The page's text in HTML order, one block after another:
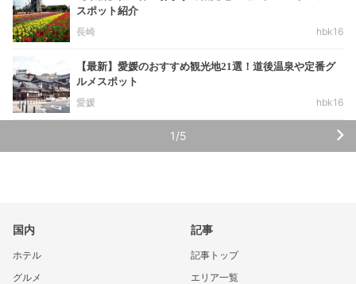
スポット紹介
長崎
hbk16
【最新】愛媛のおすすめ観光地21選！道後温泉や定番グ
ルメスポット
愛媛
hbk16
1/5
国内
ホテル
グルメ
記事
記事トップ
エリア一覧